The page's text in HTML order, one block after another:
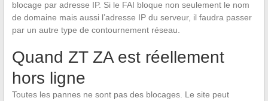
blocage par adresse IP. Si le FAI bloque non seulement le nom
de domaine mais aussi l’adresse IP du serveur, il faudra passer
par un autre type de contournement réseau.
Quand ZT ZA est réellement
hors ligne
Toutes les pannes ne sont pas des blocages. Le site peut